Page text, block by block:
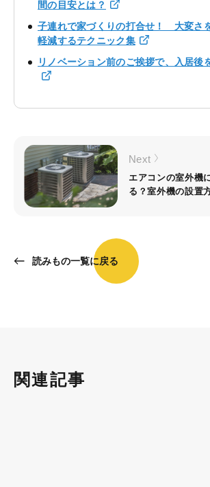
間の目安とは？
子連れで家づくりの打合せ！ 大変さ
軽減するテクニック集
リノベーション前のご挨拶で、入居後
読みもの一覧に戻る
Next
エアコンの室外機
る？室外機の設置
関連記事